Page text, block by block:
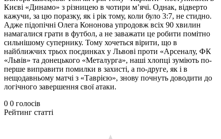
Києві «Динамо» з різницею в чотири м’ячі. Однак, відверто
кажучи, за цю поразку, як і рік тому, коли було 3:7, не стидно.
Адже підопічні Олега Кононова упродовж всіх 90 хвилин
намагалися грати в футбол, а не заважати це робити помітно
сильнішому супернику. Тому хочеться вірити, що в
найближчих трьох поєдинках у Львові проти «Арсеналу, ФК
«Львів» та донецького «Металурга», наші хлопці зуміють по-
перше виправити помилки в захисті, а по-друге, як і в
нещодавньому матчі з «Таврією», знову почнуть доводити до
логічного завершення свої атаки.
0 0 голосів
Рейтинг статті